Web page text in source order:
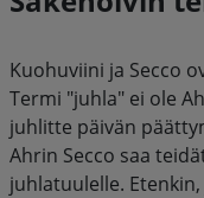
Kuohuviini ja Secco
Termi "juhla" ei ole
juhlitte päivän
Ahrin Secco saa
juhlatuulelle.